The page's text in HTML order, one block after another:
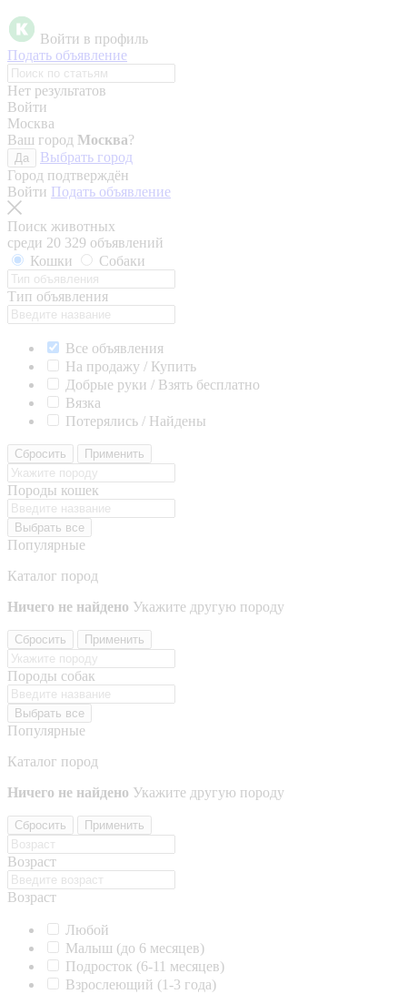
Войти в профиль
Подать объявление
Нет результатов
Войти
Москва
Ваш город Москва?
Да
Выбрать город
Город подтверждён
Войти Подать объявление
Поиск животных
среди 20 329 объявлений
Кошки
Собаки
Тип объявления
Все объявления
На продажу / Купить
Добрые руки / Взять бесплатно
Вязка
Потерялись / Найдены
Сбросить Применить
Породы кошек
Выбрать все
Популярные
Каталог пород
Ничего не найдено Укажите другую породу
Сбросить Применить
Породы собак
Выбрать все
Популярные
Каталог пород
Ничего не найдено Укажите другую породу
Сбросить Применить
Возраст
Возраст
Любой
Малыш (до 6 месяцев)
Подросток (6-11 месяцев)
Взрослеющий (1-3 года)